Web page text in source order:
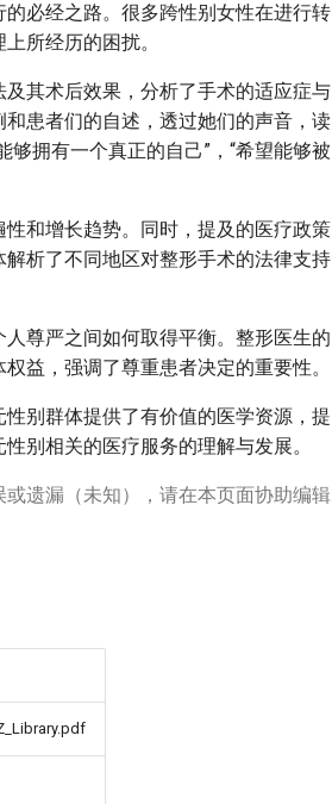
必经之路。很多跨性别女性在进行转
所经历的困扰。
其术后效果，分析了手术的适应症与
患者们的自述，透过她们的声音，读
拥有一个真正的自己”，“希望能够被
和增长趋势。同时，提及的医疗政策
析了不同地区对整形手术的法律支持
尊严之间如何取得平衡。整形医生的
益，强调了尊重患者决定的重要性。
别群体提供了有价值的医学资源，提
别相关的医疗服务的理解与发展。
遗漏（未知），请在本页面协助编辑